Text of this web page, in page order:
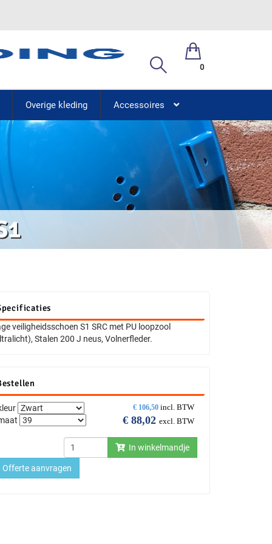
0
Overige kleding Accessoires
veiligheidsschoen S1 SRC met PU loopzool
Stalen 200 J neus, Volnerfleder.
€ 106,50 incl. BTW
€ 88,02 excl. BTW
In winkelmandje
Offerte aanvragen